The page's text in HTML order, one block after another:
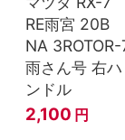
RE雨宮 20B
NA 3ROTOR-
雨さん号 右ハ
ンドル
2,100 円